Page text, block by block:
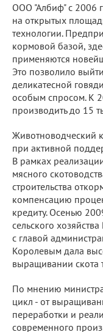
ООО "Албиф" с 2006
на открытых
технологии.
кормовой базой,
применяются
Это позволило
деликатесной
особым спросом. К
производить до 15
Животноводческий
при активной
В рамках
мясного
строительства
компенсацию
кредиту. Осенью
сельского
с главой
Королевым дала
выращивании скота
По мнению
цикл - от
переработки и
современного